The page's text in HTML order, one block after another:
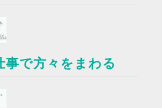
事で方々をまわる